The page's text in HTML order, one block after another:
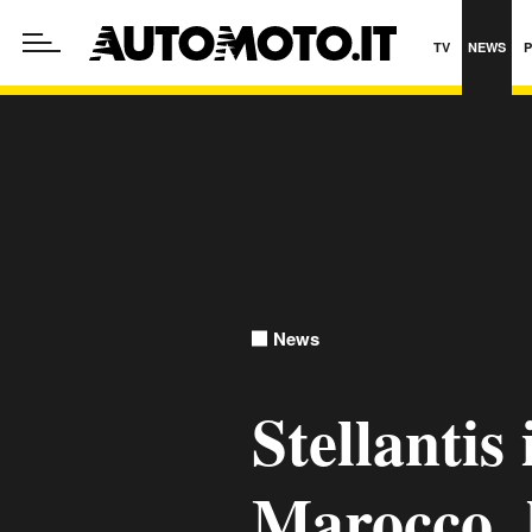
TV NEWS
News
Stellantis